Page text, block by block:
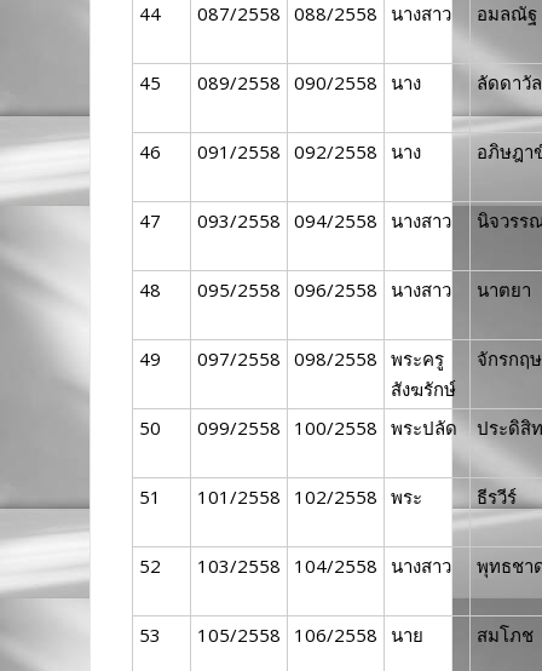
44 087/2558 088/2558 นางสาว อมลณัฐ
45 089/2558 090/2558 นาง ลัดดาวั
46 091/2558 092/2558 นาง อภิษฎา
47 093/2558 094/2558 นางสาว นิจวรร
48 095/2558 096/2558 นางสาว นาตยา
49 097/2558 098/2558 พระครู
สังฆรักษ์
จักรกฤ
50 099/2558 100/2558 พระปลัด ประดิสิ
51 101/2558 102/2558 พระ ธีรวีร์
52 103/2558 104/2558 นางสาว พุทธชา
53 105/2558 106/2558 นาย สมโภช